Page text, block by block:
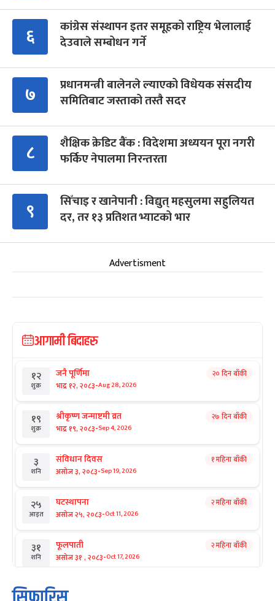
६
कांग्रेस संस्थापन इतर समूहको राष्ट्रिय भेलालाई
देउवाले सम्बोधन गर्ने
७
प्रधानमन्त्री बालेनले ल्याएको विधेयक संसदीय
समितिबाट जस्ताको तस्तै सदर
८
शैक्षिक क्रेडिट बैंक : विदेशमा अध्ययन पूरा नगरी
फर्किए नेपालमा निरन्तरता
९
सिँचाइ र खानेपानी : विद्युत् महसुलमा सहुलियत
दर, तर १३ प्रतिशत भ्याटको भार
Advertisment
आगामी बिदाहरु
१२
शुक्र
जनै पूर्णिमा
भाद्र १२, २०८३-Aug 28, 2026
२० दिन बाँकी
१९
शुक्र
श्रीकृष्ण जन्माष्टमी व्रत
भाद्र १९, २०८३-Sep 4, 2026
२७ दिन बाँकी
३
शनि
संविधान दिवस
असोज ३, २०८३-Sep 19, 2026
१ महिना बाँकी
२५
आइत
घटस्थापना
असोज २५, २०८३-Oct 11, 2026
२ महिना बाँकी
३१
शनि
फूलपाती
असोज ३१ , २०८३-Oct 17, 2026
२ महिना बाँकी
१ कार्तिक सङ्क्रान्ति